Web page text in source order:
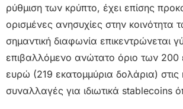
ρύθμιση των κρύπτο, έχει επίσης
ορισμένες ανησυχίες στην κοινότητα
σημαντική διαφωνία επικεντρώνεται
επιβαλλόμενο ανώτατο όριο των 200
ευρώ (219 εκατομμύρια δολάρια) στις
συναλλαγές για ιδιωτικά stablecoins